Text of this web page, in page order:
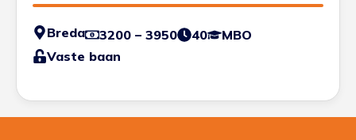
Breda 3200 – 3950 40
MBO
Vaste baan